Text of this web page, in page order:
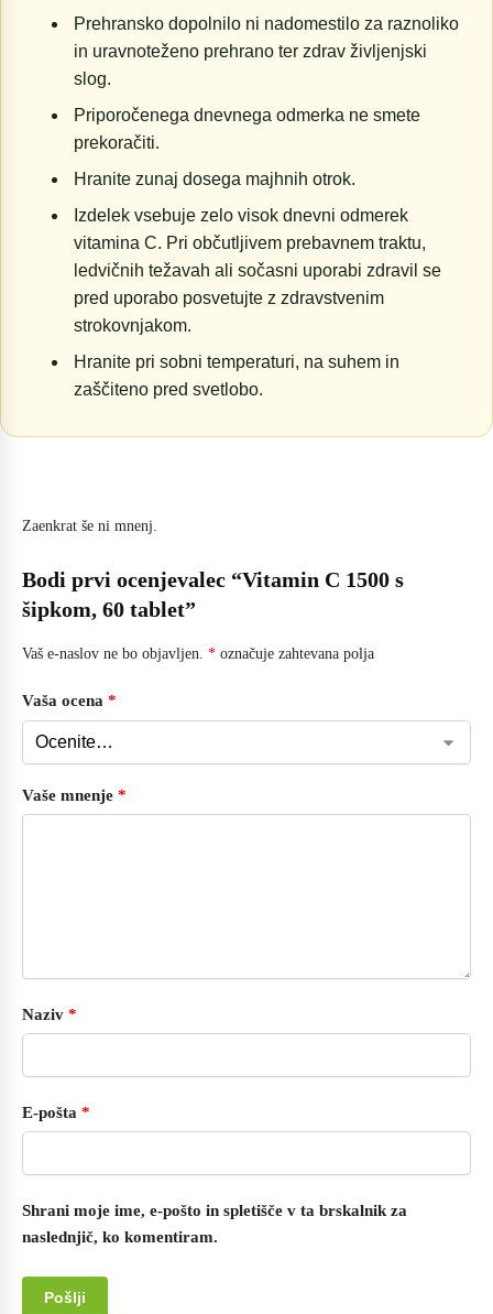
Prehransko dopolnilo ni nadomestilo za raznoliko
in uravnoteženo prehrano ter zdrav življenjski
slog.
Priporočenega dnevnega odmerka ne smete
prekoračiti.
Hranite zunaj dosega majhnih otrok.
Izdelek vsebuje zelo visok dnevni odmerek
vitamina C. Pri občutljivem prebavnem traktu,
ledvičnih težavah ali sočasni uporabi zdravil se
pred uporabo posvetujte z zdravstvenim
strokovnjakom.
Hranite pri sobni temperaturi, na suhem in
zaščiteno pred svetlobo.
Zaenkrat še ni mnenj.
Bodi prvi ocenjevalec “Vitamin C 1500 s
šipkom, 60 tablet”
Vaš e-naslov ne bo objavljen. * označuje zahtevana polja
Vaša ocena *
Vaše mnenje *
Naziv *
E-pošta *
Shrani moje ime, e-pošto in spletišče v ta brskalnik za
naslednjič, ko komentiram.